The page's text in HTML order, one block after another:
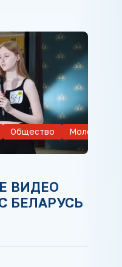
Общество Молодежь
ВИДЕО
БЕЛАРУСЬ